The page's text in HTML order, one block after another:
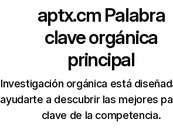
aptx.cm Palabra
clave orgánica
principal
Investigación orgánica está
ayudarte a descubrir las mejores
clave de la competencia.